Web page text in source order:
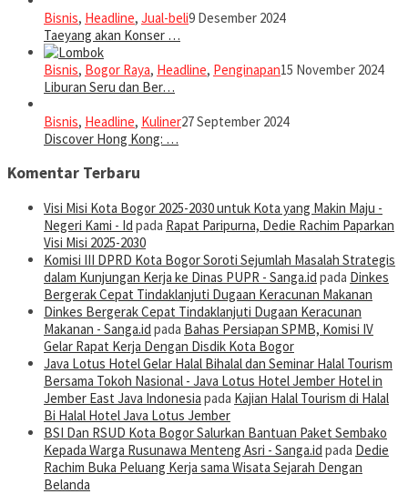
Bisnis, Headline, Jual-beli9 Desember 2024
Taeyang akan Konser …
Bisnis, Bogor Raya, Headline, Penginapan15 November 2024
Liburan Seru dan Ber…
Bisnis, Headline, Kuliner27 September 2024
Discover Hong Kong: …
Komentar Terbaru
Visi Misi Kota Bogor 2025-2030 untuk Kota yang Makin Maju -
Negeri Kami - Id pada Rapat Paripurna, Dedie Rachim Paparkan
Visi Misi 2025-2030
Komisi III DPRD Kota Bogor Soroti Sejumlah Masalah Strategis
dalam Kunjungan Kerja ke Dinas PUPR - Sanga.id pada Dinkes
Bergerak Cepat Tindaklanjuti Dugaan Keracunan Makanan
Dinkes Bergerak Cepat Tindaklanjuti Dugaan Keracunan
Makanan - Sanga.id pada Bahas Persiapan SPMB, Komisi IV
Gelar Rapat Kerja Dengan Disdik Kota Bogor
Java Lotus Hotel Gelar Halal Bihalal dan Seminar Halal Tourism
Bersama Tokoh Nasional - Java Lotus Hotel Jember Hotel in
Jember East Java Indonesia pada Kajian Halal Tourism di Halal
Bi Halal Hotel Java Lotus Jember
BSI Dan RSUD Kota Bogor Salurkan Bantuan Paket Sembako
Kepada Warga Rusunawa Menteng Asri - Sanga.id pada Dedie
Rachim Buka Peluang Kerja sama Wisata Sejarah Dengan
Belanda